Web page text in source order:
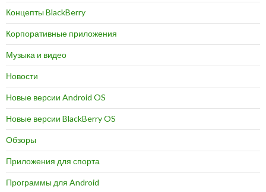
Концепты BlackBerry
Корпоративные приложения
Музыка и видео
Новости
Новые версии Android OS
Новые версии BlackBerry OS
Обзоры
Приложения для спорта
Программы для Android